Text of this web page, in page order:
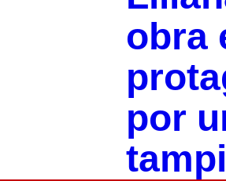
obra
por